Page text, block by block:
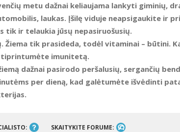
metu dažnai keliaujama lankyti giminių,
laukas. Įšilę viduje neapsigaukite ir
tik ir telaukia jūsų nepasiruošusių.
Žiema tik prasideda, todėl vitaminai – būtini.
imunitetą.
dažnai pasirodo peršalusių, sergančių
per dieną, kad galėtumėte išvėdinti
SKAITYKITE FORUME: